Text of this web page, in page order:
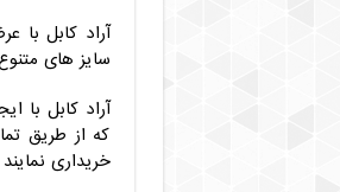
آراد کابل با
سایز های
آراد کابل با
که از طریق
خریداری نمایند